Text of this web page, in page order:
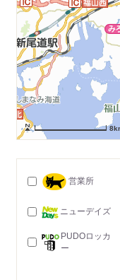
営業所
ニューデイズ
PUDOロッカ
ー